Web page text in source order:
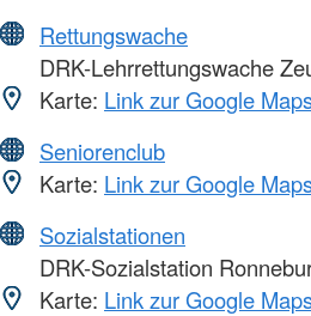
Rettungswache
DRK-Lehrrettungswache
Karte: Link zur Google
Seniorenclub
Karte: Link zur Google
Sozialstationen
DRK-Sozialstation
Karte: Link zur Google